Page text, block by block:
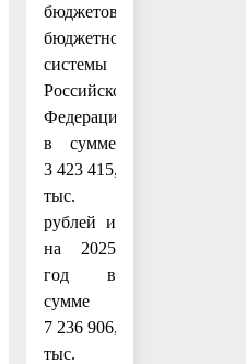
бюджетов
бюджетной
системы
Российской
Федерации,
в сумме
3 423 415,8
тыс.
рублей и
на 2025
год в
сумме
7 236 906,6
тыс.